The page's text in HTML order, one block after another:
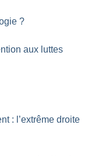
?
aux luttes
: l’extrême droite